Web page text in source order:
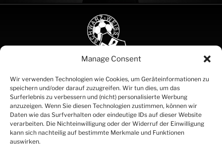
Manage Consent
Wir verwenden Technologien wie Cookies, um Geräteinformationen zu
speichern und/oder darauf zuzugreifen. Wir tun dies, um das
Surferlebnis zu verbessern und (nicht) personalisierte Werbung
anzuzeigen. Wenn Sie diesen Technologien zustimmen, können wir
Daten wie das Surfverhalten oder eindeutige IDs auf dieser Website
verarbeiten. Die Nichteinwilligung oder der Widerruf der Einwilligung
kann sich nachteilig auf bestimmte Merkmale und Funktionen
auswirken.
SCHWARZ
WEISS
BREGENZ
SEIT 1919
Partner
Kontakt
Impressum